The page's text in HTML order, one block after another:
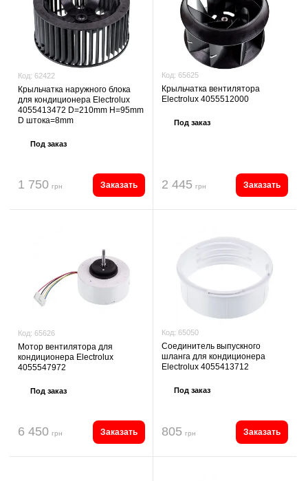
Код: 62422
Крыльчатка наружного блока
для кондиционера Electrolux
4055413472 D=210mm H=95mm
D штока=8mm
Под заказ
1 750 грн Заказать
Код: 65625
Крыльчатка вентилятора
Electrolux 4055512000
Под заказ
2 445 грн Заказать
Код: 65626
Мотор вентилятора для
кондиционера Electrolux
4055547972
Под заказ
6 450 грн Заказать
Код: 65050
Соединитель выпускного
шланга для кондиционера
Electrolux 4055413712
Под заказ
805 грн Заказать